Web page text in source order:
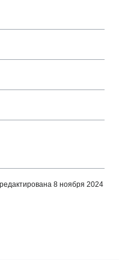
8 ноября 2024